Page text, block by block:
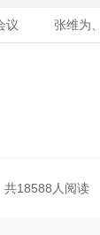
张维为、
共18588人阅读